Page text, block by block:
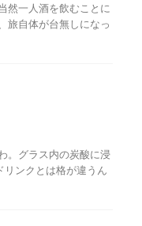
然一人酒を飲むことに
旅自体が台無しになっ
。グラス内の炭酸に浸
ンクとは格が違うん